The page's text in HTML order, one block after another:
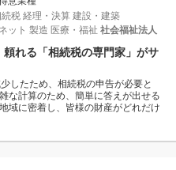
税 経理・決算 建設・建築
ット 製造 医療・福祉 社会福祉法人
れる「相続税の専門家」がサ
したため、相続税の申告が必要と
な計算のため、簡単に答えが出せる
域に密着し、皆様の財産がどれだけ